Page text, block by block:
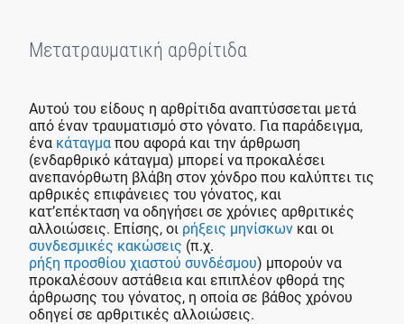
Μετατραυματική αρθρίτιδα
Αυτού του είδους η αρθρίτιδα αναπτύσσεται μετά
από έναν τραυματισμό στο γόνατο. Για παράδειγμα,
ένα κάταγμα που αφορά και την άρθρωση
(ενδαρθρικό κάταγμα) μπορεί να προκαλέσει
ανεπανόρθωτη βλάβη στον χόνδρο που καλύπτει τις
αρθρικές επιφάνειες του γόνατος, και
κατ’επέκταση να οδηγήσει σε χρόνιες αρθριτικές
αλλοιώσεις. Επίσης, οι ρήξεις μηνίσκων και οι
συνδεσμικές κακώσεις (π.χ.
ρήξη προσθίου χιαστού συνδέσμου) μπορούν να
προκαλέσουν αστάθεια και επιπλέον φθορά της
άρθρωσης του γόνατος, η οποία σε βάθος χρόνου
οδηγεί σε αρθριτικές αλλοιώσεις.